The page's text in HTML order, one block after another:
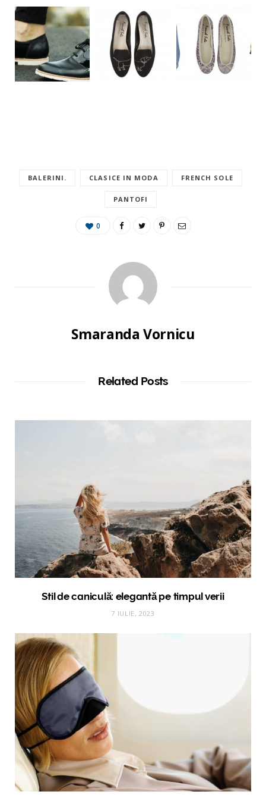
BALERINI. CLASICE IN MODA FRENCH SOLE
PANTOFI
0
Smaranda Vornicu
Related Posts
Stil de caniculă: elegantă pe timpul verii
7 IULIE, 2023